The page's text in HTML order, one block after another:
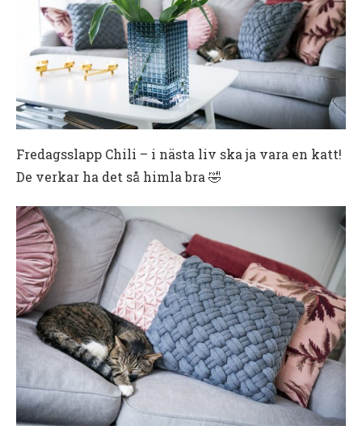
Fredagsslapp Chili – i nästa liv ska ja vara en katt!
De verkar ha det så himla bra 🤣